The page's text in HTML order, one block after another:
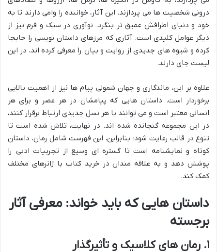
درونی شخصیت ها می پردازند. این آثار، خواننده را وامی دارند تا به
خود و دنیای اطرافش عمیق تر بنگرد. نوآوری در سبک و فرم نیز از
دیگر عوامل کلیدی است. آثاری که مرزهای داستان نویسی را جابجا
کرده و شیوه های جدیدی از روایت و بیان را معرفی کرده اند، در این
لیست جای دارند.
علاوه بر این، ماندگاری و جهان شمولی پیام ها نیز از اهمیت بالایی
برخوردار است. داستان هایی که پیامشان در هر عصر و برای هر
انسانی معتبر است و می توانند با هر نسل جدیدی ارتباط برقرار کنند،
در این مجموعه گنجانده شده اند. در نهایت، تلاش شده است تا
تنوع در قالب رعایت شود؛ بنابراین، این فهرست شامل رمان، داستان
کوتاه و نمایشنامه است تا گستره ای وسیع از تجربیات ادبی را
پوشش دهد و به علاقه مندان در خرید کتاب با ژانرهای مختلف
کمک کند.
داستان هایی که باید خواند: معرفی آثار
برجسته
۱. رمان های کلاسیک و تأثیرگذار